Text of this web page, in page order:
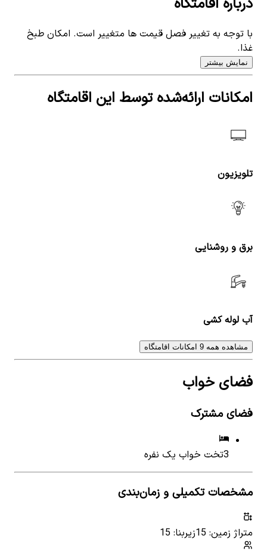
با توجه به تغییر فصل قیمت ها متغییر است. امکان طبخ
غذا.
نمایش بیشتر
امکانات ارائه‌شده توسط این اقامتگاه
تلویزیون
برق و روشنایی
آب لوله کشی
مشاهده همه 9 امکانات اقامتگاه
فضای خواب
فضای مشترک
3تخت خواب یک نفره
مشخصات تکمیلی و زمان‌بندی
متراژ زمین: 15
زیربنا: 15